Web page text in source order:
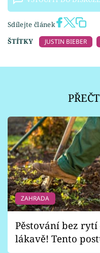
Sdílejte článek
ŠTÍTKY
JUSTIN BIEBER
ZAHRADA
Pěstování bez rytí
lákavě! Tento